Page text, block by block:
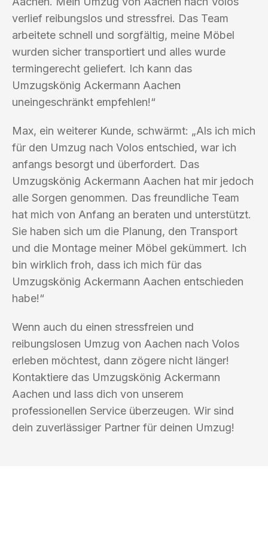
verlief reibungslos und stressfrei. Das Team
arbeitete schnell und sorgfältig, meine Möbel
wurden sicher transportiert und alles wurde
termingerecht geliefert. Ich kann das
Umzugskönig Ackermann Aachen
uneingeschränkt empfehlen!“
Max, ein weiterer Kunde, schwärmt: „Als ich mich
für den Umzug nach Volos entschied, war ich
anfangs besorgt und überfordert. Das
Umzugskönig Ackermann Aachen hat mir jedoch
alle Sorgen genommen. Das freundliche Team
hat mich von Anfang an beraten und unterstützt.
Sie haben sich um die Planung, den Transport
und die Montage meiner Möbel gekümmert. Ich
bin wirklich froh, dass ich mich für das
Umzugskönig Ackermann Aachen entschieden
habe!“
Wenn auch du einen stressfreien und
reibungslosen Umzug von Aachen nach Volos
erleben möchtest, dann zögere nicht länger!
Kontaktiere das Umzugskönig Ackermann
Aachen und lass dich von unserem
professionellen Service überzeugen. Wir sind
dein zuverlässiger Partner für deinen Umzug!